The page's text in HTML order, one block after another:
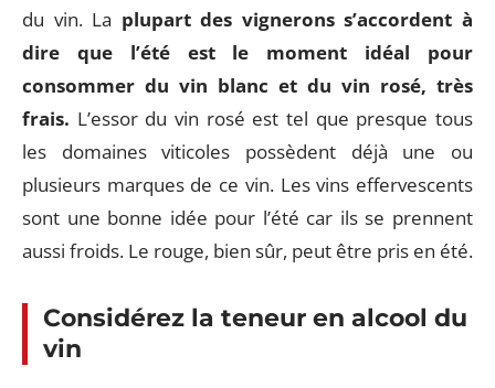
du vin. La plupart des vignerons s’accordent à
dire que l’été est le moment idéal pour
consommer du vin blanc et du vin rosé, très
frais. L’essor du vin rosé est tel que presque tous
les domaines viticoles possèdent déjà une ou
plusieurs marques de ce vin. Les vins effervescents
sont une bonne idée pour l’été car ils se prennent
aussi froids. Le rouge, bien sûr, peut être pris en été.
Considérez la teneur en alcool du
vin